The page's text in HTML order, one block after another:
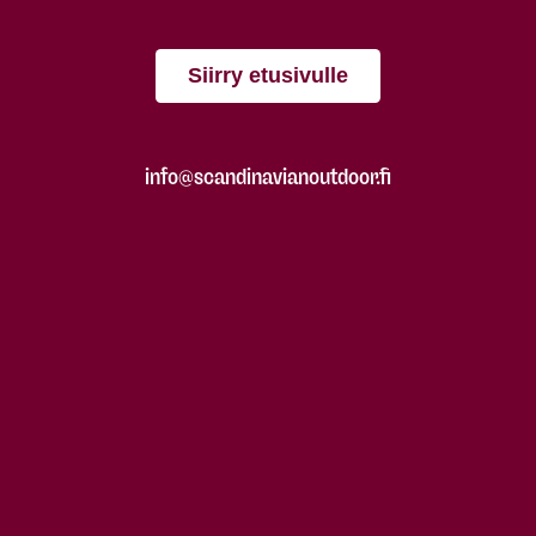
Siirry etusivulle
info@scandinavianoutdoor.fi